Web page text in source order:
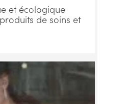
et écologique
de soins et